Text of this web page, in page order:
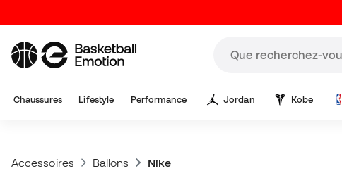
Chaussures Lifestyle Performance Jordan Kobe
Accessoires Ballons Nike